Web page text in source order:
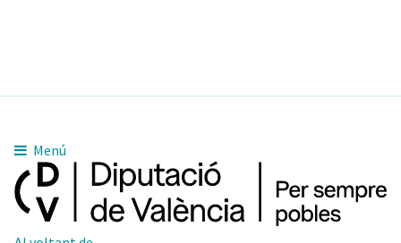
Menú